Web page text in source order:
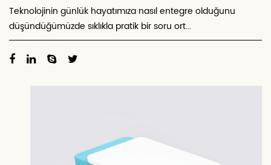
Teknolojinin günlük hayatımıza nasıl entegre olduğunu
düşündüğümüzde sıklıkla pratik bir soru ort...